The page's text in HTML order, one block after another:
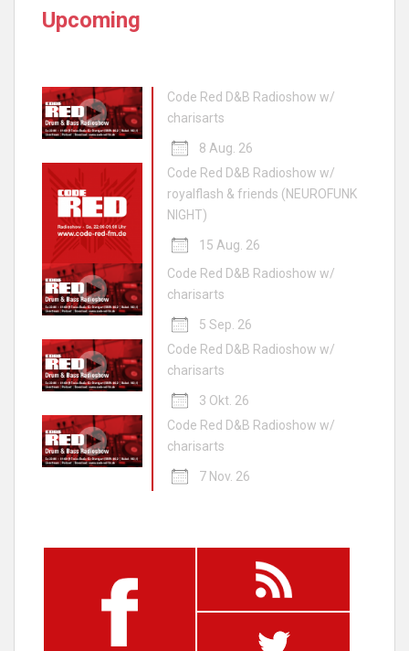
Upcoming
Code Red D&B Radioshow w/
charisarts
8 Aug. 26
Code Red D&B Radioshow w/
royalflash & friends (NEUROFUNK
NIGHT)
15 Aug. 26
Code Red D&B Radioshow w/
charisarts
5 Sep. 26
Code Red D&B Radioshow w/
charisarts
3 Okt. 26
Code Red D&B Radioshow w/
charisarts
7 Nov. 26